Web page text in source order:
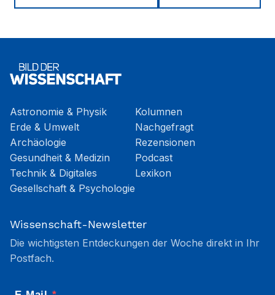
Astronomie & Physik
Erde & Umwelt
Archäologie
Gesundheit & Medizin
Technik & Digitales
Gesellschaft & Psychologie
Kolumnen
Nachgefragt
Rezensionen
Podcast
Lexikon
Wissenschaft-Newsletter
Die wichtigsten Entdeckungen der Woche direkt in Ihr
Postfach.